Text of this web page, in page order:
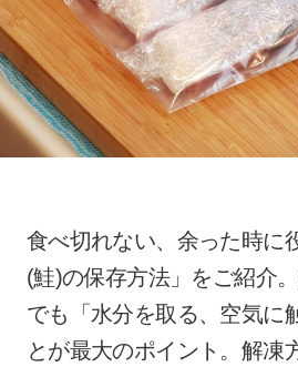
食べ切れない、余った時に
(鮭)の保存方法」をご紹介
でも「水分を取る、空気に
とが最大のポイント。解凍